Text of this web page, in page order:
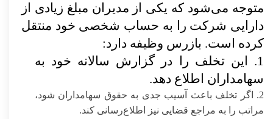
متوجه می‌شود که یکی از مدیران مبلغ زیادی از
دارایی شرکت را به حساب شخصی خود منتقل
کرده است. بازرس وظیفه دارد:
1.
این تخلف را در گزارش سالانه خود به
سهامداران اطلاع دهد.
2.
اگر تخلف باعث آسیب جدی به حقوق سهامداران شود،
مراتب را به مراجع قضایی نیز اطلاع‌رسانی کند.